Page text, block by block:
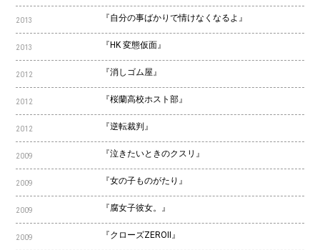
2013 『自分の事ばかりで情けなくなるよ』
2013 『HK 変態仮面』
2012 『消しゴム屋』
2012 『桜蘭高校ホスト部』
2012 『逆転裁判』
2009 『泣きたいときのクスリ』
2009 『女の子ものがたり』
2009 『腐女子彼女。』
2009 『クローズZEROⅡ』